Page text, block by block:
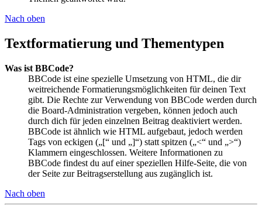
Nach oben
Textformatierung und Thementypen
Was ist BBCode?
BBCode ist eine spezielle Umsetzung von HTML, die dir
weitreichende Formatierungsmöglichkeiten für deinen Text
gibt. Die Rechte zur Verwendung von BBCode werden durch
die Board-Administration vergeben, können jedoch auch
durch dich für jeden einzelnen Beitrag deaktiviert werden.
BBCode ist ähnlich wie HTML aufgebaut, jedoch werden
Tags von eckigen („[“ und „]“) statt spitzen („<“ und „>“)
Klammern eingeschlossen. Weitere Informationen zu
BBCode findest du auf einer speziellen Hilfe-Seite, die von
der Seite zur Beitragserstellung aus zugänglich ist.
Nach oben